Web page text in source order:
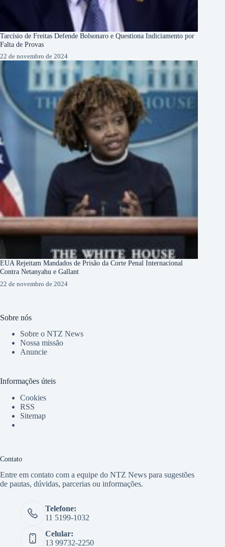
Tarcísio de Freitas Defende Bolsonaro e Questiona Indiciamento por
Falta de Provas
22 de novembro de 2024
EUA Rejeitam Mandados de Prisão da Corte Penal Internacional
Contra Netanyahu e Gallant
22 de novembro de 2024
Sobre nós
Sobre o NTZ News
Nossa missão
Anuncie
Informações úteis
Cookies
RSS
Sitemap
Contato
Entre em contato com a equipe do NTZ News para sugestões
de pautas, dúvidas, parcerias ou informações.
Telefone:
11 5199-1032
Celular:
13 99732-2250